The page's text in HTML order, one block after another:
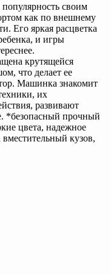
своим
как по внешнему
Его яркая расцветка
и игры
крутящейся
что делает ее
Машинка знакомит
их
развивают
*безопасный прочный
цвета, надежное
кузов,